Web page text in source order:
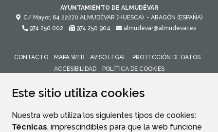
Este sitio utiliza cookies
Nuestra web utiliza los siguientes tipos de cookies:
Técnicas, imprescindibles para que la web funcione
AYUNTAMIENTO DE ALMUDÉVAR
C/ Mayor, 64 22270 ALMUDÉVAR (HUESCA) - ARAGÓN (ESPAÑA)
974 250 002
974 250 904 almudevar@almudevar.es
CONTACTO MAPA WEB AVISO LEGAL
PROTECCIÓN DE DATOS
ACCESIBILIDAD
POLÍTICA DE COOKIES